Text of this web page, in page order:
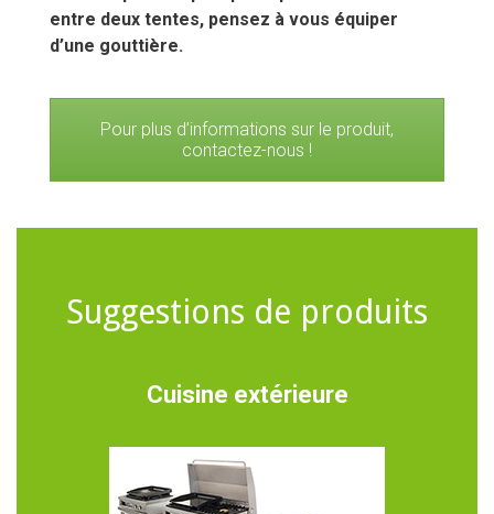
entre deux tentes, pensez à vous équiper
d’une gouttière.
Pour plus d’informations sur le produit,
contactez-nous !
Suggestions de produits
Cuisine extérieure